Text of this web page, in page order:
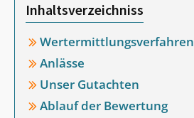
Inhaltsverzeichniss
Wertermittlungsverfahren
Anlässe
Unser Gutachten
Ablauf der Bewertung